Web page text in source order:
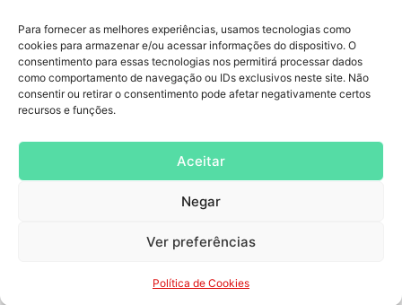
Para fornecer as melhores experiências, usamos tecnologias como
cookies para armazenar e/ou acessar informações do dispositivo. O
consentimento para essas tecnologias nos permitirá processar dados
como comportamento de navegação ou IDs exclusivos neste site. Não
consentir ou retirar o consentimento pode afetar negativamente certos
recursos e funções.
Aceitar
Negar
Ver preferências
Política de Cookies
Redes Sociais
Contato
contato@agncservicos.com
, Publicidade, comunicação, assessoria de imprensa,
Todos os direitos autorais reservados